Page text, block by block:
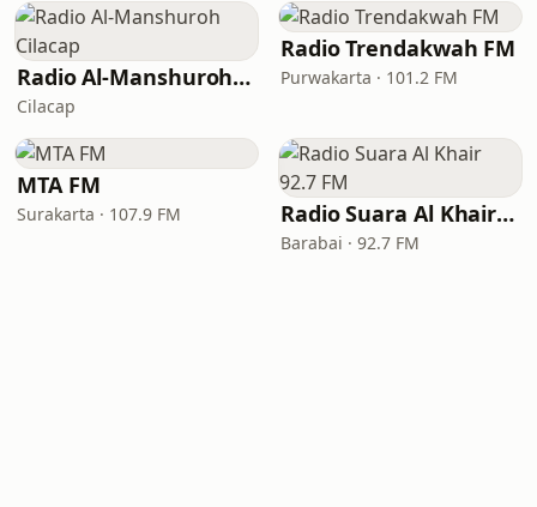
Radio Al-Manshuroh Cilacap
Cilacap
Radio Trendakwah FM
Purwakarta · 101.2 FM
MTA FM
Surakarta · 107.9 FM Radio Suara Al Khair 92.7 FM
Barabai · 92.7 FM